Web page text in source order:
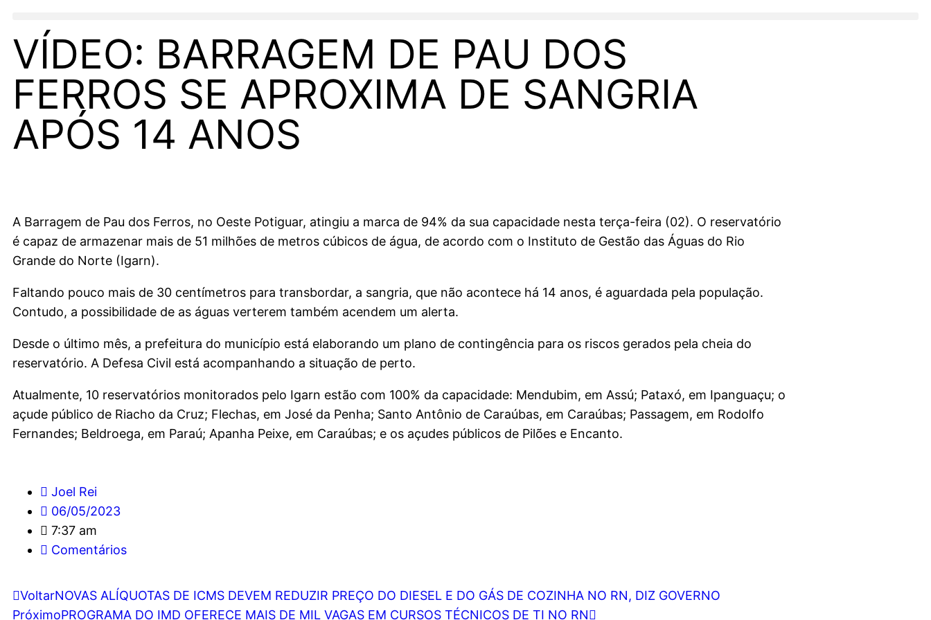
VÍDEO: BARRAGEM DE PAU DOS
FERROS SE APROXIMA DE SANGRIA
APÓS 14 ANOS
A Barragem de Pau dos Ferros, no Oeste Potiguar, atingiu a marca de 94% da sua capacidade nesta terça-feira (02). O reservatório
é capaz de armazenar mais de 51 milhões de metros cúbicos de água, de acordo com o Instituto de Gestão das Águas do Rio
Grande do Norte (Igarn).
Faltando pouco mais de 30 centímetros para transbordar, a sangria, que não acontece há 14 anos, é aguardada pela população.
Contudo, a possibilidade de as águas verterem também acendem um alerta.
Desde o último mês, a prefeitura do município está elaborando um plano de contingência para os riscos gerados pela cheia do
reservatório. A Defesa Civil está acompanhando a situação de perto.
Atualmente, 10 reservatórios monitorados pelo Igarn estão com 100% da capacidade: Mendubim, em Assú; Pataxó, em Ipanguaçu; o
açude público de Riacho da Cruz; Flechas, em José da Penha; Santo Antônio de Caraúbas, em Caraúbas; Passagem, em Rodolfo
Fernandes; Beldroega, em Paraú; Apanha Peixe, em Caraúbas; e os açudes públicos de Pilões e Encanto.
Joel Rei
06/05/2023
7:37 am
Comentários
VoltarNOVAS ALÍQUOTAS DE ICMS DEVEM REDUZIR PREÇO DO DIESEL E DO GÁS DE COZINHA NO RN, DIZ GOVERNO
PróximoPROGRAMA DO IMD OFERECE MAIS DE MIL VAGAS EM CURSOS TÉCNICOS DE TI NO RN